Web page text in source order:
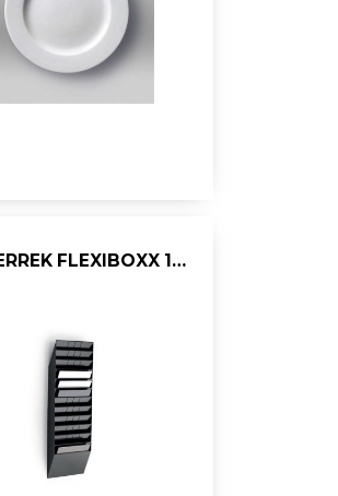
SORTEERREK FLEXIBOXX 12 VAKKEN A4 ZWART